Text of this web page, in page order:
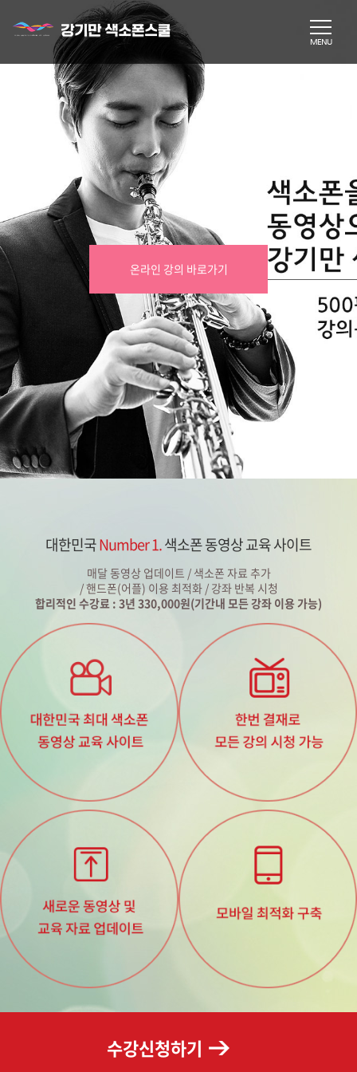
온라인 강의 바로가기
대한민국Number 1.색소폰 동영상 교육 사이트
매달 동영상 업데이트 / 색소폰 자료 추가
/ 핸드폰(어플) 이용 최적화 / 강좌 반복 시청
합리적인 수강료 : 3년 330,000원(기간내 모든 강좌 이용 가능)
수강신청하기